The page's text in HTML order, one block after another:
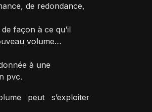
de redondance,
façon à ce qu’il
volume…
à une
pvc.
peut s’exploiter